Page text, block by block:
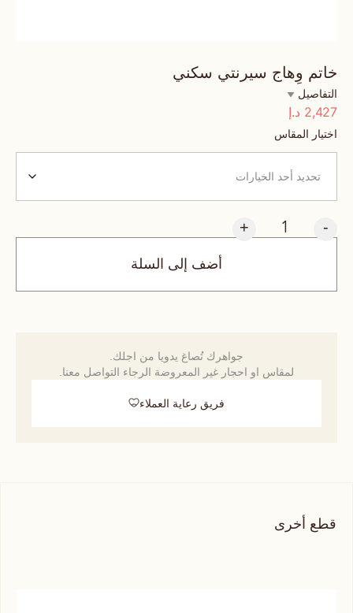
خاتم وِهاج سيرنتي سكني
التفاصيل
2,427 د.إ
اختيار المقاس
-
+
أضف إلى السلة
جواهرك تُصاغ يدويا من اجلك.
لمقاس او احجار غير المعروضة الرجاء التواصل معنا.
فريق رعاية العملاء
قطع أخرى